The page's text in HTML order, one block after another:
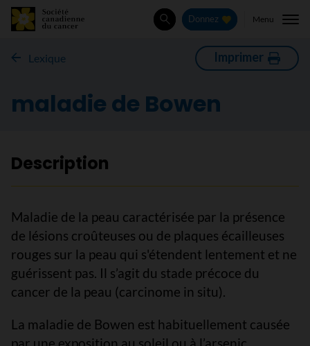
Rechercher
Donnez Menu
Lexique Imprimer
maladie de Bowen
Description
Maladie de la peau caractérisée par la présence
de lésions croûteuses ou de plaques écailleuses
rouges sur la peau qui s'étendent lentement et ne
guérissent pas. Il s’agit du stade précoce du
cancer de la peau (carcinome in situ).
La maladie de Bowen est habituellement causée